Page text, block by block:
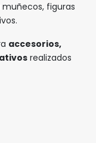
figuras
accesorios,
realizados